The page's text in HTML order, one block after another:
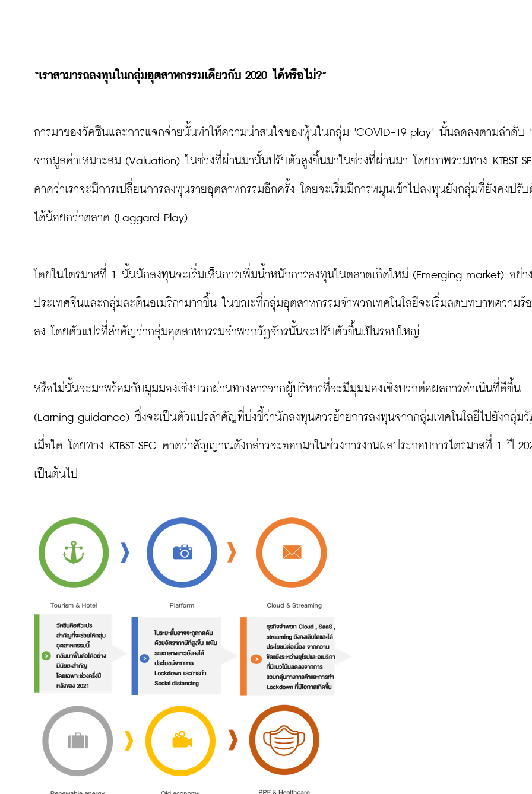
“เราสามารถลงทุนในกลุ่มอุตสาหกรรมเดียวกับ 2020 ได้หรือไม่?”
การมาของวัคซีนและการแจกจ่ายนั้นทำให้ความน่าสนใจของหุ้นในกลุ่ม "COVID-19 play" นั้นลดลงตามลำดับ
จากมูลค่าเหมาะสม (Valuation) ในช่วงที่ผ่านมานั้นปรับตัวสูงขึ้นมาในช่วงที่ผ่านมา โดยภาพรวมทาง KTBST
คาดว่าเราจะมีการเปลี่ยนการลงทุนรายอุตสาหกรรมอีกครั้ง โดยจะเริ่มมีการหมุนเข้าไปลงทุนยังกลุ่มที่ยังคงปรั
ได้น้อยกว่าตลาด (Laggard Play)
โดยในไตรมาสที่ 1 นั้นนักลงทุนจะเริ่มเห็นการเพิ่มน้ำหนักการลงทุนในตลาดเกิดใหม่ (Emerging market) อย่า
ประเทศจีนและกลุ่มละตินอเมริกามากขึ้น ในขณะที่กลุ่มอุตสาหกรรมจำพวกเทคโนโลยีจะเริ่มลดบทบาทความร้
ลง โดยตัวแปรที่สำคัญว่ากลุ่มอุตสาหกรรมจำพวกวัฏจักรนั้นจะปรับตัวขึ้นเป็นรอบใหญ่
หรือไม่นั้นจะมาพร้อมกับมุมมองเชิงบวกผ่านทางสารจากผู้บริหารที่จะมีมุมมองเชิงบวกต่อผลการดำเนินที่ดีขึ้น
(Earning guidance) ซึ่งจะเป็นตัวแปรสำคัญที่บ่งชี้ว่านักลงทุนควรย้ายการลงทุนจากกลุ่มเทคโนโลยีไปยังกลุ่ม
เมื่อใด โดยทาง KTBST SEC คาดว่าสัญญาณดังกล่าวจะออกมาในช่วงการงานผลประกอบการไตรมาสที่ 1 ปี
เป็นต้นไป